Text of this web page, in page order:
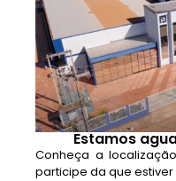
Estamos
Conheça a
participe da que